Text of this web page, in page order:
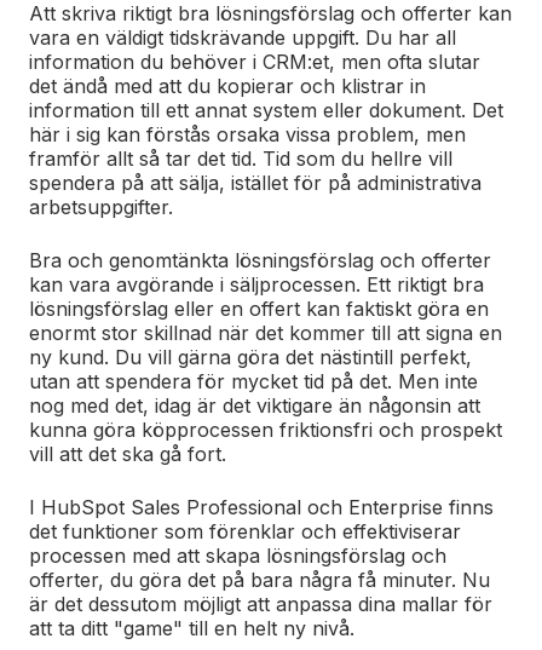
Att skriva riktigt bra lösningsförslag och offerter kan
vara en väldigt tidskrävande uppgift. Du har all
information du behöver i CRM:et, men ofta slutar
det ändå med att du kopierar och klistrar in
information till ett annat system eller dokument. Det
här i sig kan förstås orsaka vissa problem, men
framför allt så tar det tid. Tid som du hellre vill
spendera på att sälja, istället för på administrativa
arbetsuppgifter.
Bra och genomtänkta lösningsförslag och offerter
kan vara avgörande i säljprocessen. Ett riktigt bra
lösningsförslag eller en offert kan faktiskt göra en
enormt stor skillnad när det kommer till att signa en
ny kund. Du vill gärna göra det nästintill perfekt,
utan att spendera för mycket tid på det. Men inte
nog med det, idag är det viktigare än någonsin att
kunna göra köpprocessen friktionsfri och prospekt
vill att det ska gå fort.
I HubSpot Sales Professional och Enterprise finns
det funktioner som förenklar och effektiviserar
processen med att skapa lösningsförslag och
offerter, du göra det på bara några få minuter. Nu
är det dessutom möjligt att anpassa dina mallar för
att ta ditt "game" till en helt ny nivå.